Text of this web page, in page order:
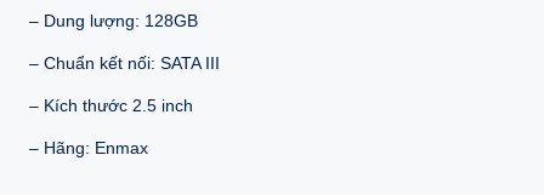
518.000 ₫.
– Dung lượng: 128GB
– Chuẩn kết nối: SATA III
– Kích thước 2.5 inch
– Hãng: Enmax